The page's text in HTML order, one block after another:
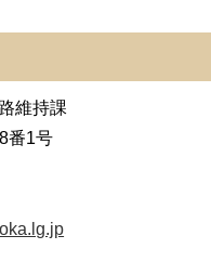
維持課
番1号